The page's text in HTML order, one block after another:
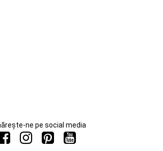
ne pe social media